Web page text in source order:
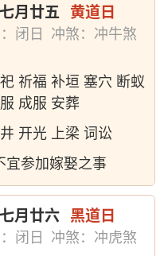
月廿五 黄道日
闭日
冲煞：冲牛煞
祈福 补垣 塞穴 断蚁
成服 安葬
开光 上梁 词讼
宜参加嫁娶之事
月廿六 黑道日
闭日
冲煞：冲虎煞